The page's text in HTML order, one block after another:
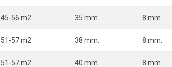
45-56 m2 35 mm. 8 mm.
51-57 m2 38 mm. 8 mm.
51-57 m2 40 mm. 8 mm.